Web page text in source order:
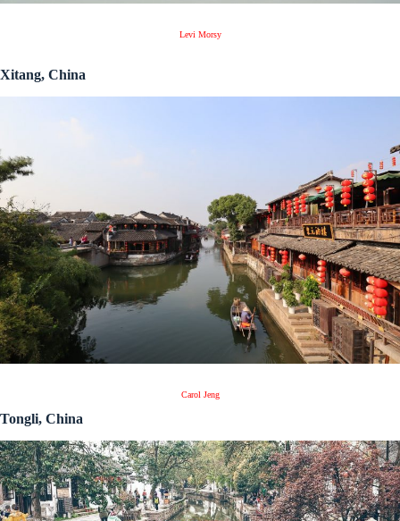
Levi Morsy
Xitang, China
Carol Jeng
Tongli, China